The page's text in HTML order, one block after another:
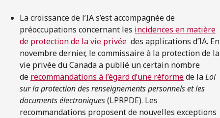
La croissance de l’IA s’est accompagnée de
préoccupations concernant les incidences en matière
de protection de la vie privée des applications d’IA. En
novembre dernier, le commissaire à la protection de la
vie privée du Canada a publié un certain nombre
de recommandations à l’égard d’une réformede laLoi
sur la protection des renseignements personnels et les
documents électroniques(LPRPDE). Les
recommandations proposent de nouvelles exceptions